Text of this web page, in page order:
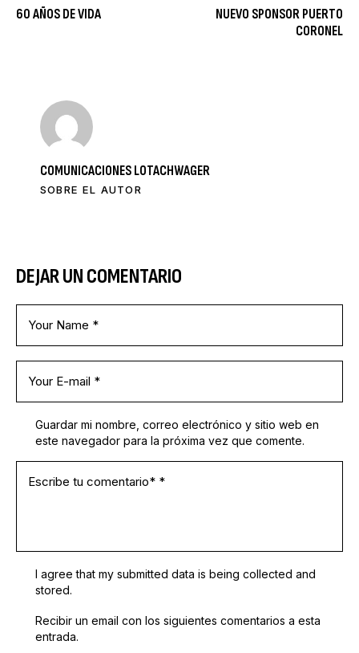
60 AÑOS DE VIDA
NUEVO SPONSOR PUERTO
CORONEL
COMUNICACIONES LOTACHWAGER
SOBRE EL AUTOR
DEJAR UN COMENTARIO
Guardar mi nombre, correo electrónico y sitio web en
este navegador para la próxima vez que comente.
I agree that my submitted data is being collected and
stored.
Recibir un email con los siguientes comentarios a esta
entrada.